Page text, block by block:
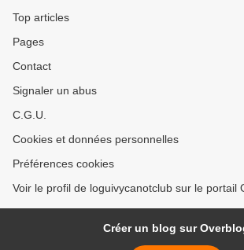
Top articles
Pages
Contact
Signaler un abus
C.G.U.
Cookies et données personnelles
Préférences cookies
Voir le profil de loguivycanotclub sur le portail
Créer un blog sur